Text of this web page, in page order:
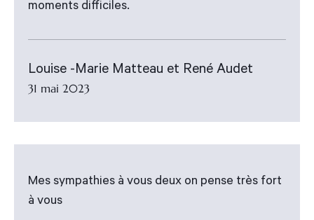
moments difficiles.
Louise -Marie Matteau et René Audet
31 mai 2023
Mes sympathies à vous deux on pense très fort
à vous